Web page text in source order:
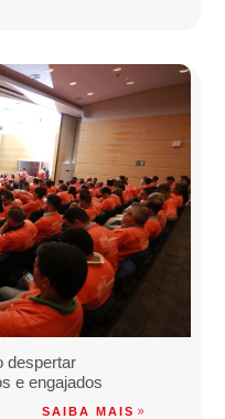
despertar
e engajados
SAIBA MAIS